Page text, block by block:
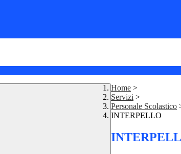
Home >
Servizi >
Personale Scolastico
INTERPELLO